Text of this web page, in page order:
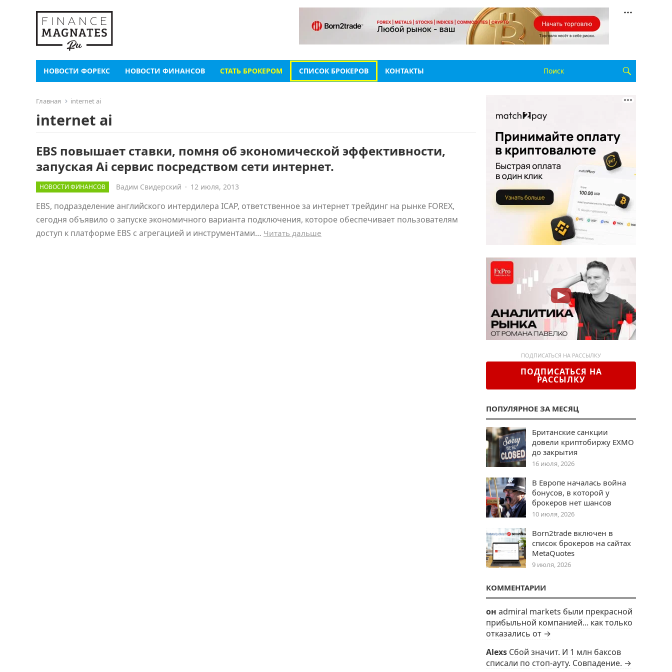
НОВОСТИ ФОРЕКС НОВОСТИ ФИНАНСОВ СТАТЬ БРОКЕРОМ СПИСОК БРОКЕРОВ КОНТАКТЫ
Главная internet ai
internet ai
EBS повышает ставки, помня об экономической эффективности,
запуская Аi сервис посредством сети интернет.
НОВОСТИ ФИНАНСОВ Вадим Свидерский · 12 июля, 2013
EBS, подразделение английского интердилера ICAP, ответственное за интернет трейдинг на рынке FOREX,
сегодня объявило о запуске экономичного варианта подключения, которое обеспечивает пользователям
доступ к платформе EBS с агрегацией и инструментами… Читать дальше
ПОДПИСАТЬСЯ НА РАССЫЛКУ
ПОДПИСАТЬСЯ НА
РАССЫЛКУ
ПОПУЛЯРНОЕ ЗА МЕСЯЦ
Британские санкции
довели криптобиржу EXMO
до закрытия
16 июля, 2026
В Европе началась война
бонусов, в которой у
брокеров нет шансов
10 июля, 2026
Born2trade включен в
список брокеров на сайтах
MetaQuotes
9 июля, 2026
КОММЕНТАРИИ
он admiral markets были прекрасной
прибыльной компанией... как только
отказались от →
Alexs Сбой значит. И 1 млн баксов
списали по стоп-ауту. Совпадение. →